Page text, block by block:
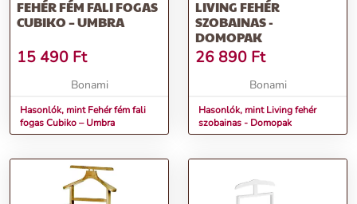
FEHÉR FÉM FALI FOGAS
CUBIKO – UMBRA
15 490 Ft
Bonami
Hasonlók, mint Fehér fém fali
fogas Cubiko – Umbra
LIVING FEHÉR
SZOBAINAS -
DOMOPAK
26 890 Ft
Bonami
Hasonlók, mint Living fehér
szobainas - Domopak